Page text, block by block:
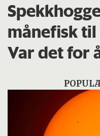
månefisk
Var det for